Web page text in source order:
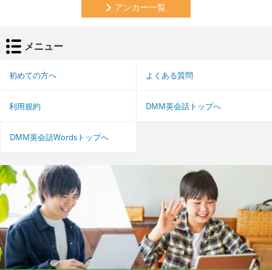
アンカー一覧
メニュー
初めての方へ よくある質問
利用規約 DMM英会話トップへ
DMM英会話Wordsトップへ